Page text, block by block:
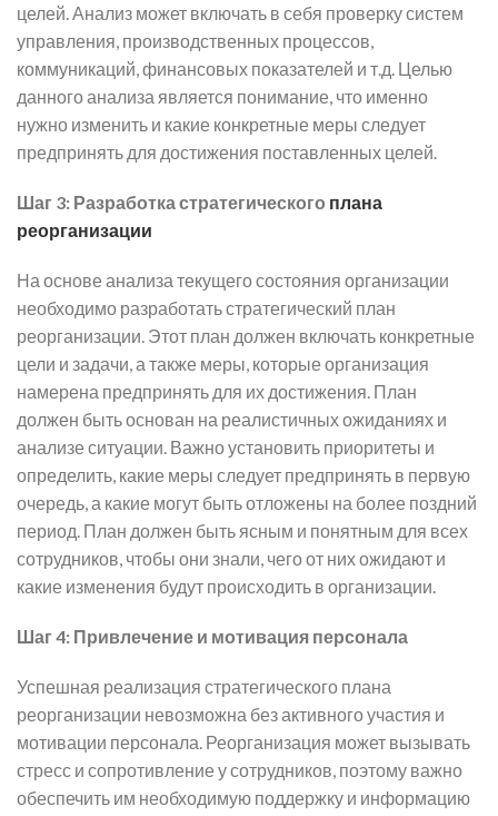
целей. Анализ может включать в себя проверку систем
управления, производственных процессов,
коммуникаций, финансовых показателей и т.д. Целью
данного анализа является понимание, что именно
нужно изменить и какие конкретные меры следует
предпринять для достижения поставленных целей.
Шаг 3: Разработка стратегического плана
реорганизации
На основе анализа текущего состояния организации
необходимо разработать стратегический план
реорганизации. Этот план должен включать конкретные
цели и задачи, а также меры, которые организация
намерена предпринять для их достижения. План
должен быть основан на реалистичных ожиданиях и
анализе ситуации. Важно установить приоритеты и
определить, какие меры следует предпринять в первую
очередь, а какие могут быть отложены на более поздний
период. План должен быть ясным и понятным для всех
сотрудников, чтобы они знали, чего от них ожидают и
какие изменения будут происходить в организации.
Шаг 4: Привлечение и мотивация персонала
Успешная реализация стратегического плана
реорганизации невозможна без активного участия и
мотивации персонала. Реорганизация может вызывать
стресс и сопротивление у сотрудников, поэтому важно
обеспечить им необходимую поддержку и информацию